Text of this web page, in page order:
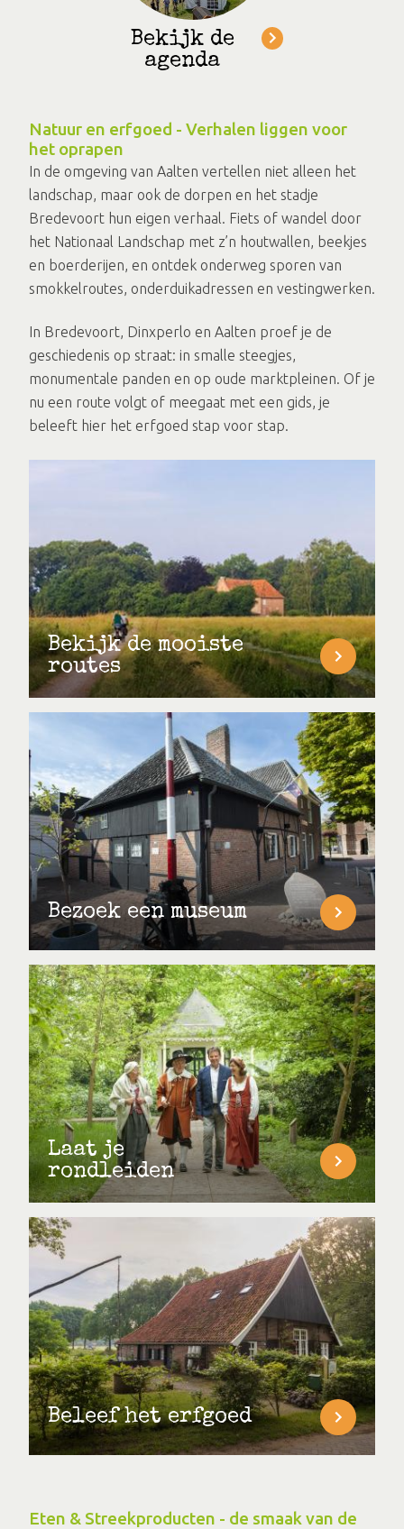
Bekijk de
agenda
Natuur en erfgoed - Verhalen liggen voor
het oprapen
In de omgeving van Aalten vertellen niet alleen het
landschap, maar ook de dorpen en het stadje
Bredevoort hun eigen verhaal. Fiets of wandel door
het Nationaal Landschap met z’n houtwallen, beekjes
en boerderijen, en ontdek onderweg sporen van
smokkelroutes, onderduikadressen en vestingwerken.
In Bredevoort, Dinxperlo en Aalten proef je de
geschiedenis op straat: in smalle steegjes,
monumentale panden en op oude marktpleinen. Of je
nu een route volgt of meegaat met een gids, je
beleeft hier het erfgoed stap voor stap.
Bekijk de mooiste
routes
Bezoek een museum
Laat je
rondleiden
Beleef het erfgoed
Eten & Streekproducten - de smaak van de